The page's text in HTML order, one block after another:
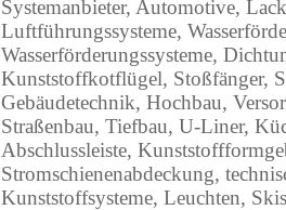
Systemanbieter, Automotive,
Luftführungssysteme,
Wasserförderungssysteme,
Kunststoffkotflügel, Stoßfänger,
Gebäudetechnik, Hochbau,
Straßenbau, Tiefbau, U-Liner,
Abschlussleiste,
Stromschienenabdeckung,
Kunststoffsysteme, Leuchten,